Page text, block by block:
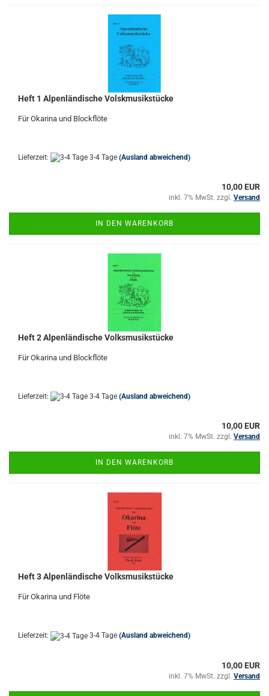
Heft 1 Alpenländische Volskmusikstücke
Für Okarina und Blockflöte
Lieferzeit: 3-4 Tage (Ausland abweichend)
10,00 EUR
inkl. 7% MwSt. zzgl. Versand
IN DEN WARENKORB
Heft 2 Alpenländische Volksmusikstücke
Für Okarina und Blockflöte
Lieferzeit: 3-4 Tage (Ausland abweichend)
10,00 EUR
inkl. 7% MwSt. zzgl. Versand
IN DEN WARENKORB
Heft 3 Alpenländische Volksmusikstücke
Für Okarina und Flöte
Lieferzeit: 3-4 Tage (Ausland abweichend)
10,00 EUR
inkl. 7% MwSt. zzgl. Versand